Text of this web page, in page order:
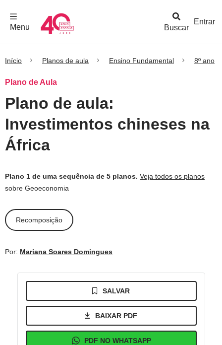
Buscar
Menu
Entrar
Início Planos de aula Ensino Fundamental 8º ano
Plano de Aula
Plano de aula:
Investimentos chineses na
África
Plano 1 de uma sequência de 5 planos. Veja todos os planos
sobre Geoeconomia
Recomposição
Por: Mariana Soares Domingues
SALVAR
BAIXAR PDF
PDF NO WHATSAPP